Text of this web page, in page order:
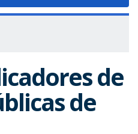
de
de